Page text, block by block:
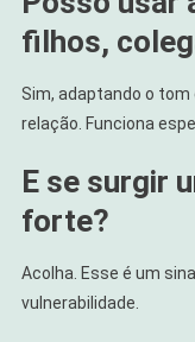
filhos,
Sim, adaptando o
relação. Funciona
E se surgir
forte?
Acolha. Esse é um
vulnerabilidade.